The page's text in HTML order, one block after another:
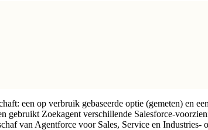
een op verbruik gebaseerde optie (gemeten) en
gebruikt Zoekagent verschillende Salesforce-
van Agentforce voor Sales, Service en